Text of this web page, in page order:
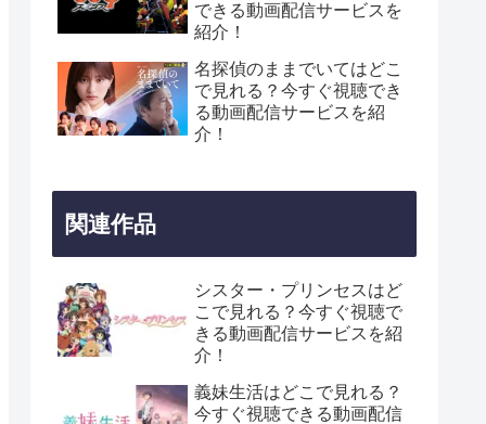
できる動画配信サービスを
紹介！
名探偵のままでいてはどこ
で見れる？今すぐ視聴でき
る動画配信サービスを紹
介！
関連作品
シスター・プリンセスはど
こで見れる？今すぐ視聴で
きる動画配信サービスを紹
介！
義妹生活はどこで見れる？
今すぐ視聴できる動画配信